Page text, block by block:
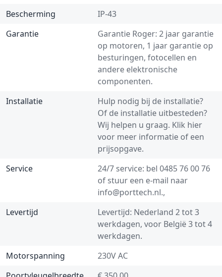
Bescherming
IP-43
Garantie
Garantie Roger: 2 jaar garantie
op motoren, 1 jaar garantie op
besturingen, fotocellen en
andere elektronische
componenten.
Installatie
Hulp nodig bij de installatie?
Of de installatie uitbesteden?
Wij helpen u graag. Klik hier
voor meer informatie of een
prijsopgave.
Service
24/7 service: bel 0485 76 00 76
of stuur een e-mail naar
info@porttech.nl.,
Levertijd
Levertijd: Nederland 2 tot 3
werkdagen, voor België 3 tot 4
werkdagen.
Motorspanning
230V AC